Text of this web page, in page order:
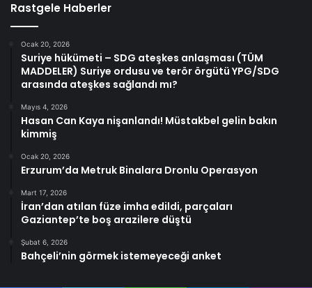
Rastgele Haberler
Ocak 20, 2026
Suriye hükümeti – SDG ateşkes anlaşması (TÜM
MADDELER) Suriye ordusu ve terör örgütü YPG/SDG
arasında ateşkes sağlandı mı?
Mayıs 4, 2026
Hasan Can Kaya nişanlandı! Müstakbel gelin bakın
kimmiş
Ocak 20, 2026
Erzurum’da Metruk Binalara Dronlu Operasyon
Mart 17, 2026
İran’dan atılan füze imha edildi, parçaları
Gaziantep’te boş arazilere düştü
Şubat 6, 2026
Bahçeli’nin görmek istemeyeceği anket